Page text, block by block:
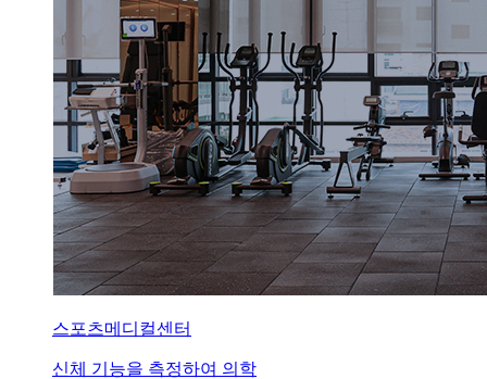
스포츠메디컬센터
신체 기능을 측정하여 의학